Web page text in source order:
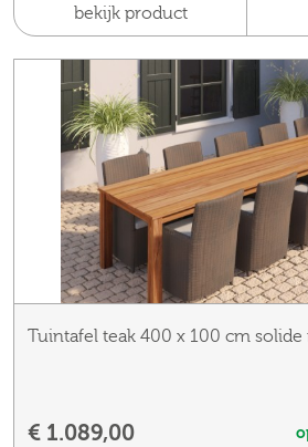
bekijk product
Tuintafel teak 400 x 100 cm solide
€ 1.089,00